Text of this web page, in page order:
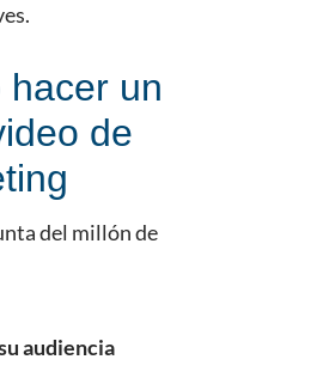
hacer un
de
del millón de
audiencia